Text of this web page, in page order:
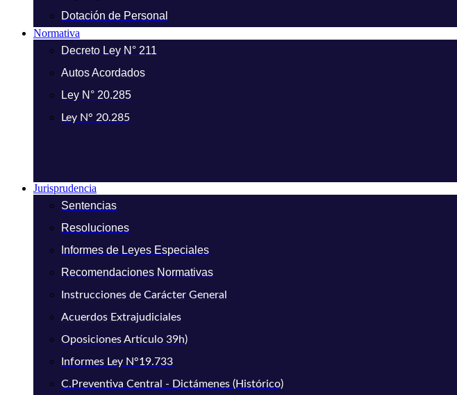
Dotación de Personal
Normativa
Decreto Ley N° 211
Autos Acordados
Ley N° 20.285
Ley N° 20.285
Jurisprudencia
Sentencias
Resoluciones
Informes de Leyes Especiales
Recomendaciones Normativas
Instrucciones de Carácter General
Acuerdos Extrajudiciales
Oposiciones Artículo 39h)
Informes Ley N°19.733
C.Preventiva Central - Dictámenes (Histórico)